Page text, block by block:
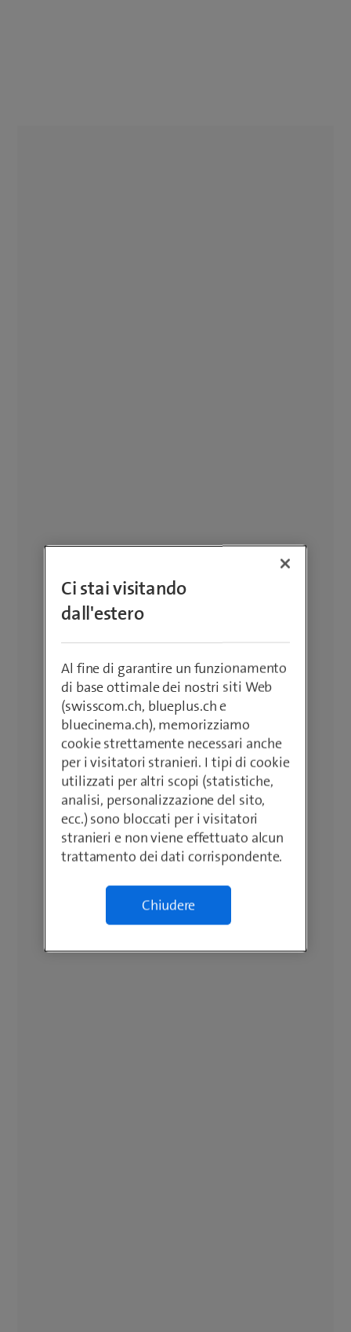
Ci stai visitando
dall'estero
Al fine di garantire un funzionamento
di base ottimale dei nostri siti Web
(swisscom.ch, blueplus.ch e
bluecinema.ch), memorizziamo
cookie strettamente necessari anche
per i visitatori stranieri. I tipi di cookie
utilizzati per altri scopi (statistiche,
analisi, personalizzazione del sito,
ecc.) sono bloccati per i visitatori
stranieri e non viene effettuato alcun
trattamento dei dati corrispondente.
Chiudere